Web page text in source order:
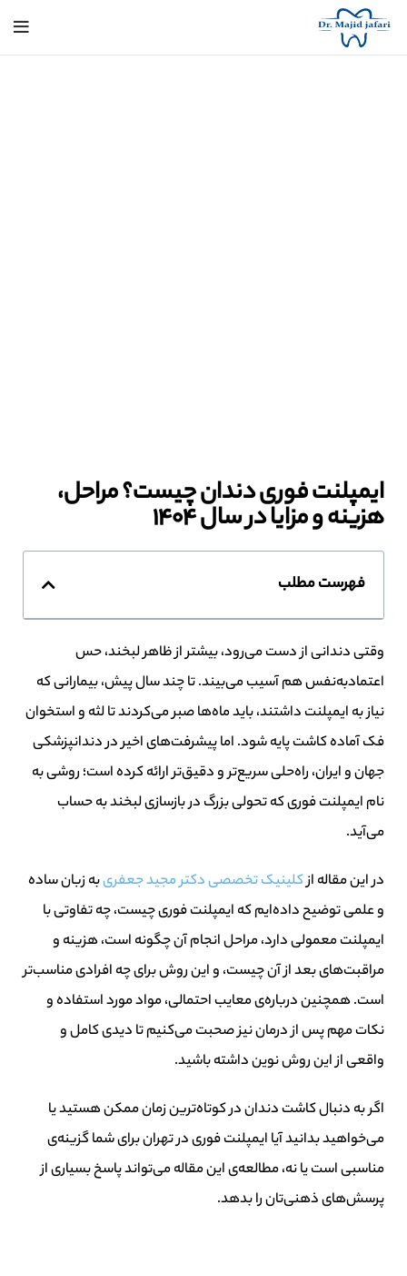
ایمپلنت فوری دندان چیست؟ مراحل،
هزینه و مزایا در سال 1404
فهرست مطلب
وقتی دندانی از دست می‌رود، بیشتر از ظاهر لبخند، حس
اعتمادبه‌نفس هم آسیب می‌بیند. تا چند سال پیش، بیمارانی که
نیاز به ایمپلنت داشتند، باید ماه‌ها صبر می‌کردند تا لثه و استخوان
فک آماده کاشت پایه شود. اما پیشرفت‌های اخیر در دندانپزشکی
جهان و ایران، راه‌حلی سریع‌تر و دقیق‌تر ارائه کرده است؛ روشی به
نام ایمپلنت فوری که تحولی بزرگ در بازسازی لبخند به حساب
می‌آید.
در این مقاله ازکلینیک تخصصی دکتر مجید جعفریبه زبان ساده
و علمی توضیح داده‌ایم که ایمپلنت فوری چیست، چه تفاوتی با
ایمپلنت معمولی دارد، مراحل انجام آن چگونه است، هزینه و
مراقبت‌های بعد از آن چیست، و این روش برای چه افرادی مناسب‌تر
است. همچنین درباره‌ی معایب احتمالی، مواد مورد استفاده و
نکات مهم پس از درمان نیز صحبت می‌کنیم تا دیدی کامل و
واقعی از این روش نوین داشته باشید.
اگر به دنبال کاشت دندان در کوتاه‌ترین زمان ممکن هستید یا
می‌خواهید بدانید آیا ایمپلنت فوری در تهران برای شما گزینه‌ی
مناسبی است یا نه، مطالعه‌ی این مقاله می‌تواند پاسخ بسیاری از
پرسش‌های ذهنی‌تان را بدهد.